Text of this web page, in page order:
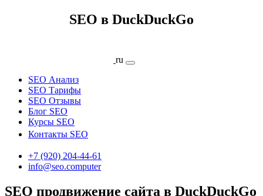
SEO в DuckDuckGo
ru
SEO Анализ
SEO Тарифы
SEO Отзывы
Блог SEO
Курсы SEO
Контакты SEO
+7 (920) 204-44-61
info@seo.computer
SEO продвижение сайта в DuckDuckGo